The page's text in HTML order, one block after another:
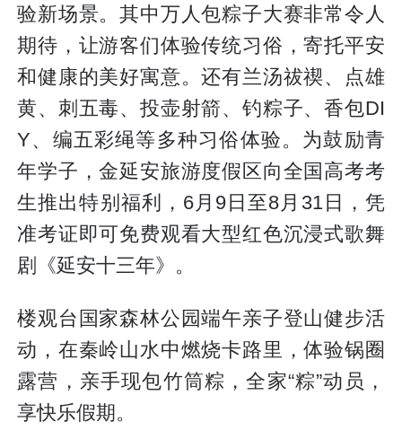
验新场景。其中万人包粽子大赛非常令人
期待，让游客们体验传统习俗，寄托平安
和健康的美好寓意。还有兰汤祓禊、点雄
黄、刺五毒、投壶射箭、钓粽子、香包DI
Y、编五彩绳等多种习俗体验。为鼓励青
年学子，金延安旅游度假区向全国高考考
生推出特别福利，6月9日至8月31日，凭
准考证即可免费观看大型红色沉浸式歌舞
剧《延安十三年》。
楼观台国家森林公园端午亲子登山健步活
动，在秦岭山水中燃烧卡路里，体验锅圈
露营，亲手现包竹筒粽，全家“粽”动员，
享快乐假期。